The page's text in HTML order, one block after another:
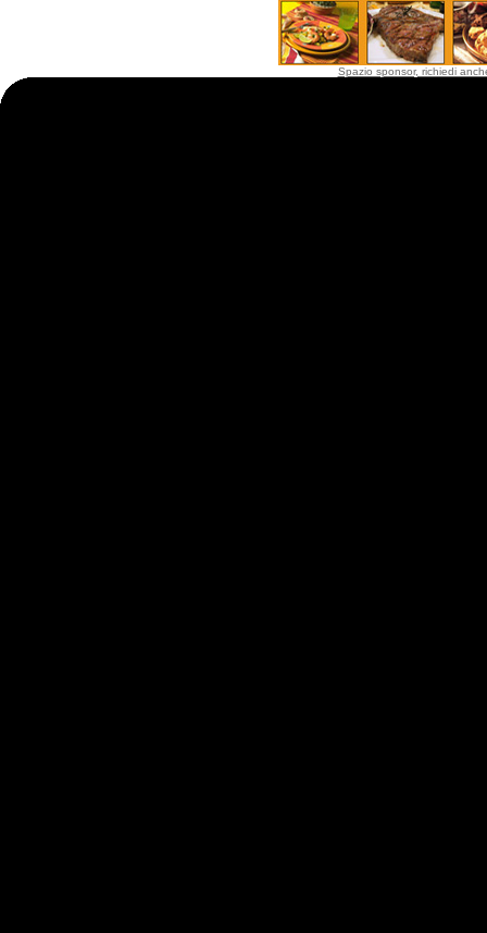
Spazio sponsor, richiedi